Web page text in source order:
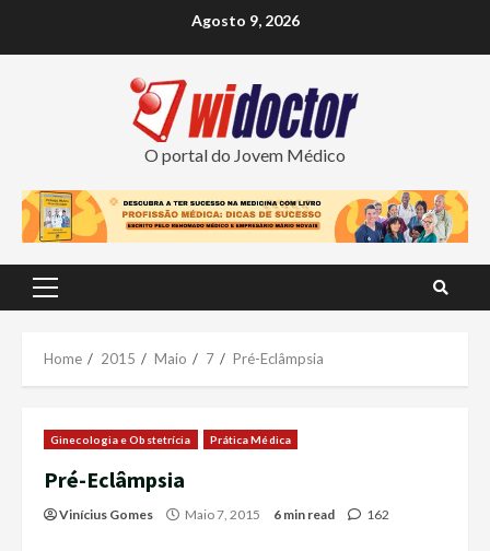
Agosto 9, 2026
O portal do Jovem Médico
Primary
Home 2015 Maio 7 Pré-Eclâmpsia
Ginecologia e Obstetrícia Prática Médica
Pré-Eclâmpsia
Vinícius Gomes Maio 7, 2015 6 min read 162